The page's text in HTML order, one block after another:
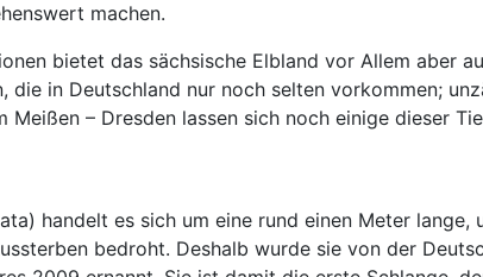
machen.
bietet das sächsische Elbland vor Allem aber
die in Deutschland nur noch selten vorkommen;
Meißen – Dresden lassen sich noch einige dieser
handelt es sich um eine rund einen Meter
bedroht. Deshalb wurde sie von der